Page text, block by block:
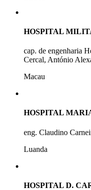
HOSPITAL
cap. de engenharia
Cercal, António
Macau
HOSPITAL
eng. Claudino
Luanda
HOSPITAL D.